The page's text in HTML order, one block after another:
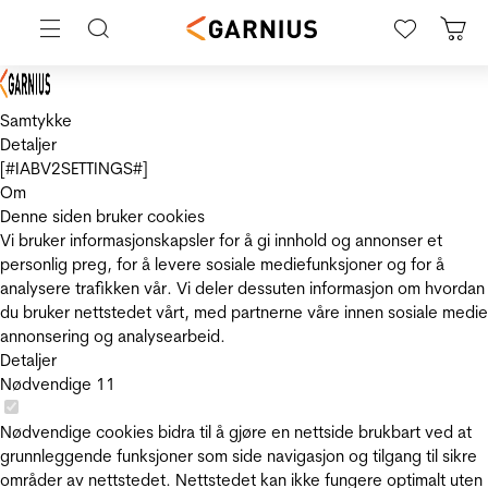
Samtykke
Detaljer
[#IABV2SETTINGS#]
Om
Denne siden bruker cookies
Vi bruker informasjonskapsler for å gi innhold og annonser et
personlig preg, for å levere sosiale mediefunksjoner og for å
analysere trafikken vår. Vi deler dessuten informasjon om hvordan
du bruker nettstedet vårt, med partnerne våre innen sosiale
annonsering og analysearbeid.
Detaljer
Nødvendige 11
Nødvendige cookies bidra til å gjøre en nettside brukbart ved at
grunnleggende funksjoner som side navigasjon og tilgang til sikre
områder av nettstedet. Nettstedet kan ikke fungere optimalt uten